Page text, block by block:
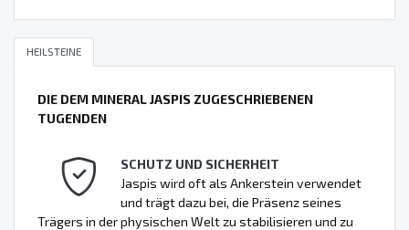
HEILSTEINE
DIE DEM MINERAL JASPIS ZUGESCHRIEBENEN
TUGENDEN
SCHUTZ UND SICHERHEIT
Jaspis wird oft als Ankerstein verwendet
und trägt dazu bei, die Präsenz seines
Trägers in der physischen Welt zu stabilisieren und zu